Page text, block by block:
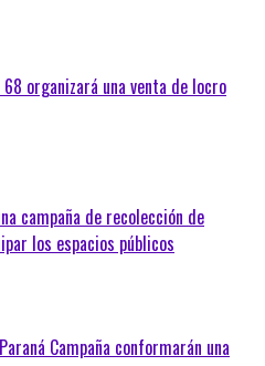
organizará una venta de locro
campaña de recolección de
los espacios públicos
Campaña conformarán una